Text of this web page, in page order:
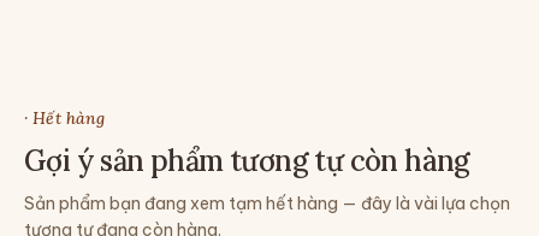
· Hết hàng
Gợi ý sản phẩm tương tự còn hàng
Sản phẩm bạn đang xem tạm hết hàng — đây là vài lựa chọn
tương tự đang còn hàng.